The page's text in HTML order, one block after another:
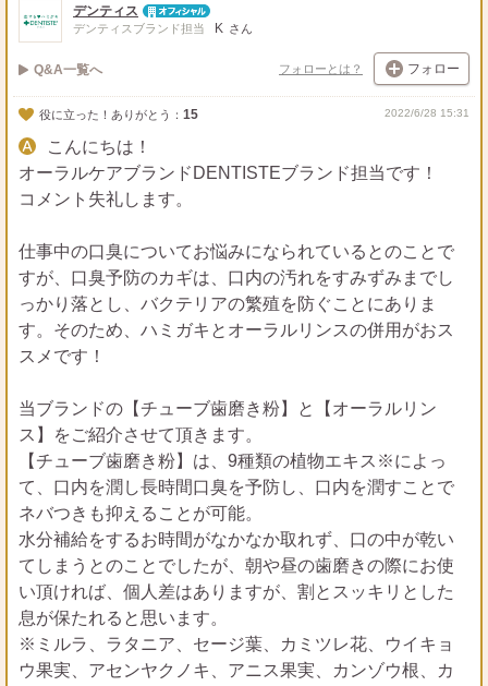
デンティス
デンティスブランド担当 K さん
Q&A一覧へ フォローとは？ フォロー
役に立った！ありがとう： 15 2022/6/28 15:31
こんにちは！
オーラルケアブランドDENTISTEブランド担当です！
コメント失礼します。
仕事中の口臭についてお悩みになられているとのことで
すが、口臭予防のカギは、口内の汚れをすみずみまでし
っかり落とし、バクテリアの繁殖を防ぐことにありま
す。そのため、ハミガキとオーラルリンスの併用がおス
スメです！
当ブランドの【チューブ歯磨き粉】と【オーラルリン
ス】をご紹介させて頂きます。
【チューブ歯磨き粉】は、9種類の植物エキス※によっ
て、口内を潤し長時間口臭を予防し、口内を潤すことで
ネバつきも抑えることが可能。
水分補給をするお時間がなかなか取れず、口の中が乾い
てしまうとのことでしたが、朝や昼の歯磨きの際にお使
い頂ければ、個人差はありますが、割とスッキリとした
息が保たれると思います。
※ミルラ、ラタニア、セージ葉、カミツレ花、ウイキョ
ウ果実、アセンヤクノキ、アニス果実、カンゾウ根、カ